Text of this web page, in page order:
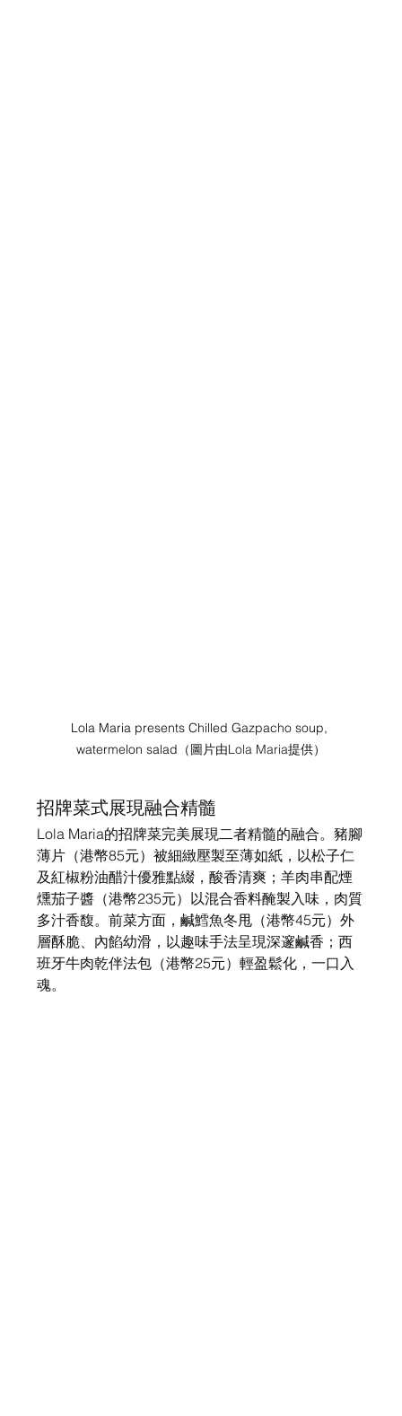
Lola Maria presents Chilled Gazpacho soup,
watermelon salad （圖片由Lola Maria提供）
招牌菜式展現融合精髓
Lola Maria的招牌菜完美展現二者精髓的融合。豬腳
薄片（港幣85元）被細緻壓製至薄如紙，以松子仁
及紅椒粉油醋汁優雅點綴，酸香清爽；羊肉串配煙
燻茄子醬（港幣235元）以混合香料醃製入味，肉質
多汁香馥。前菜方面，鹹鱈魚冬甩（港幣45元）外
層酥脆、內餡幼滑，以趣味手法呈現深邃鹹香；西
班牙牛肉乾伴法包（港幣25元）輕盈鬆化，一口入
魂。